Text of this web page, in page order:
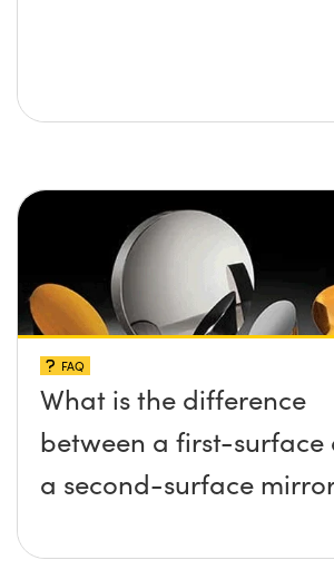
FAQ
What is the difference
between a first-surface
a second-surface